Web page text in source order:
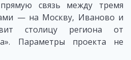
связь между тремя
— на Москву, Иваново и
столицу региона от
Параметры проекта не